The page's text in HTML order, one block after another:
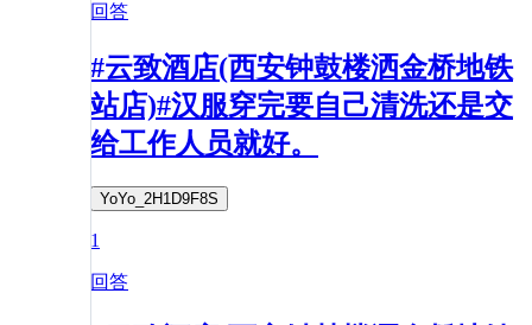
回答
#云致酒店(西安钟鼓楼洒金桥地铁
站店)#汉服穿完要自己清洗还是交
给工作人员就好。
YoYo_2H1D9F8S
1
回答